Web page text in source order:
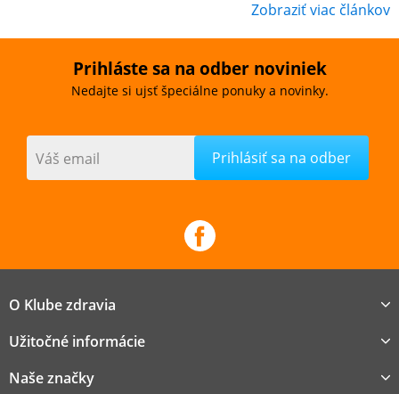
Zobraziť viac článkov
Prihláste sa na odber noviniek
Nedajte si ujsť špeciálne ponuky a novinky.
Váš email
O Klube zdravia
Užitočné informácie
Naše značky